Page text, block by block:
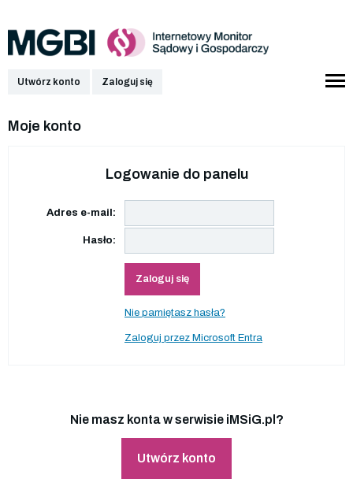
Utwórz konto Zaloguj się
Moje konto
Logowanie do panelu
Adres e-mail:
Hasło:
Zaloguj się
Nie pamiętasz hasła?
Zaloguj przez Microsoft Entra
Nie masz konta w serwisie iMSiG.pl?
Utwórz konto